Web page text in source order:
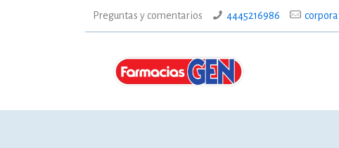
Preguntas y comentarios 4445216986